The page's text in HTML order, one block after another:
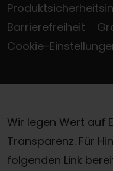
Barrierefreiheit
Cookie-
Wir legen Wert auf
Transparenz. Für
folgenden Link